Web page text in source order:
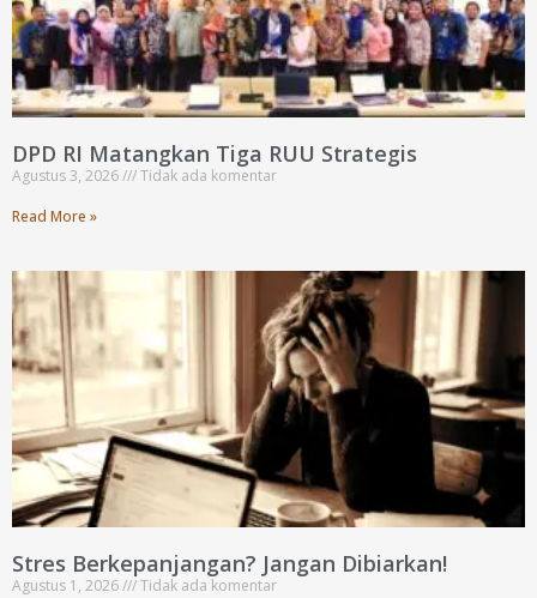
DPD RI Matangkan Tiga RUU Strategis
Agustus 3, 2026
Tidak ada komentar
Read More »
Stres Berkepanjangan? Jangan Dibiarkan!
Agustus 1, 2026
Tidak ada komentar